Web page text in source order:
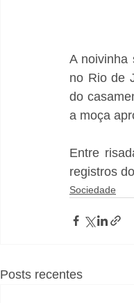
A noivinha
no Rio de
do
a moça
Entre
registros
Sociedade
Posts recentes